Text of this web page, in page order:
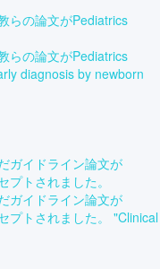
らの論文がPediatrics
らの論文がPediatrics
diagnosis by newborn
ガイドライン論文が
トされました。
ガイドライン論文が
プトされました。 "Clinical